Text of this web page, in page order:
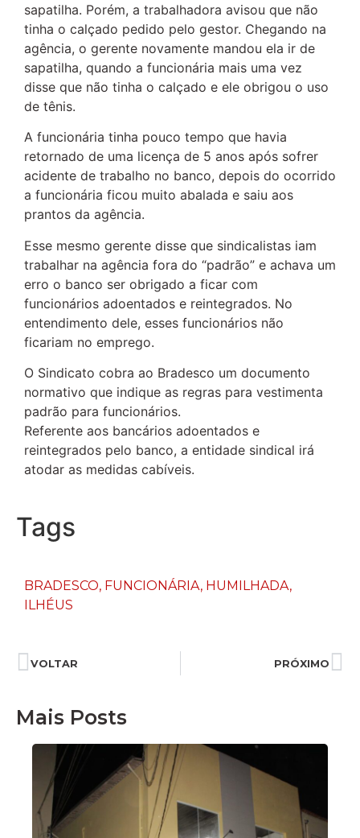
sapatilha. Porém, a trabalhadora avisou que não
tinha o calçado pedido pelo gestor. Chegando na
agência, o gerente novamente mandou ela ir de
sapatilha, quando a funcionária mais uma vez
disse que não tinha o calçado e ele obrigou o uso
de tênis.
A funcionária tinha pouco tempo que havia
retornado de uma licença de 5 anos após sofrer
acidente de trabalho no banco, depois do ocorrido
a funcionária ficou muito abalada e saiu aos
prantos da agência.
Esse mesmo gerente disse que sindicalistas iam
trabalhar na agência fora do “padrão” e achava um
erro o banco ser obrigado a ficar com
funcionários adoentados e reintegrados. No
entendimento dele, esses funcionários não
ficariam no emprego.
O Sindicato cobra ao Bradesco um documento
normativo que indique as regras para vestimenta
padrão para funcionários.
Referente aos bancários adoentados e
reintegrados pelo banco, a entidade sindical irá
atodar as medidas cabíveis.
Tags
BRADESCO, FUNCIONÁRIA, HUMILHADA,
ILHÉUS
VOLTAR PRÓXIMO
Mais Posts